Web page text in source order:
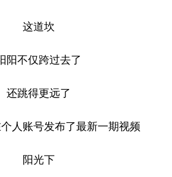
这道坎
阳不仅跨过去了
还跳得更远了
人账号发布了最新一期视频
阳光下